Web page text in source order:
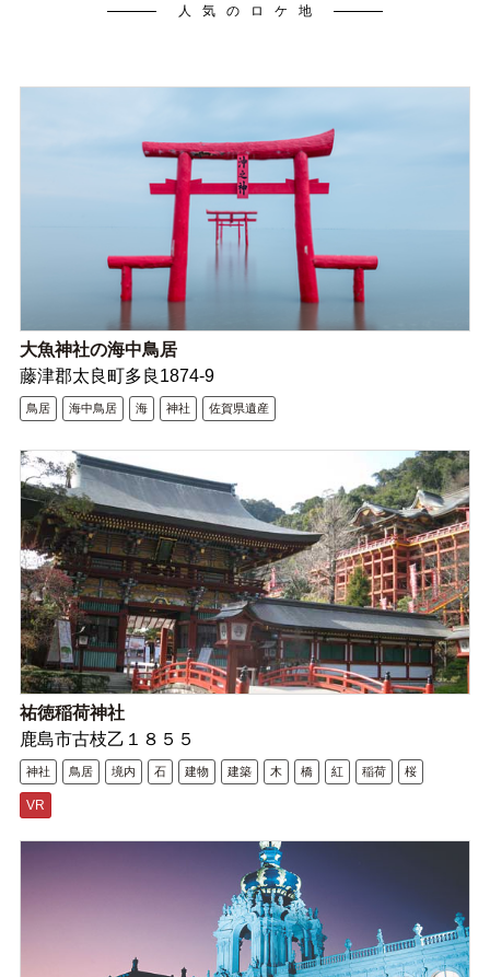
人気のロケ地
大魚神社の海中鳥居
藤津郡太良町多良1874-9
鳥居 海中鳥居 海 神社 佐賀県遺産
祐徳稲荷神社
鹿島市古枝乙１８５５
神社 鳥居 境内 石 建物 建築 木 橋 紅 稲荷 桜
VR